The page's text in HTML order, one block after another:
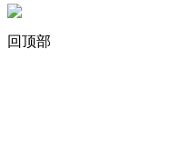
回顶部